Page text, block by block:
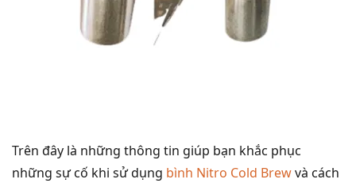
Trên đây là những thông tin giúp bạn khắc phục
những sự cố khi sử dụng bình Nitro Cold Brewvà cách